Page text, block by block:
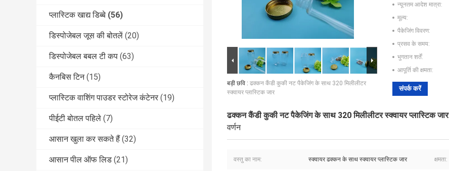
प्लास्टिक खाद्य डिब्बे (56)
डिस्पोजेबल जूस की बोतलें (20)
डिस्पोजेबल बबल टी कप (63)
कैनबिस टिन (15)
प्लास्टिक वाशिंग पाउडर स्टोरेज कंटेनर (19)
पीईटी बोतल पहिले (7)
आसान खुला कर सकते हैं (32)
आसान पील ऑफ लिड (21)
बड़ी छवि : ढक्कन कैंडी कुकी नट पैकेजिंग के साथ 320 मिलीलीटर
स्क्वायर प्लास्टिक जार
न्यूनतम आदेश मात्रा:
मूल्य:
पैकेजिंग विवरण:
प्रसव के समय:
भुगतान शर्तें:
आपूर्ति की क्षमता:
संपर्क करें
ढक्कन कैंडी कुकी नट पैकेजिंग के साथ 320 मिलीलीटर स्क्वायर प्लास्टिक जार
वर्णन
वस्तु का नाम: स्क्वायर ढक्कन के साथ स्क्वायर प्लास्टिक जार क्षमता: